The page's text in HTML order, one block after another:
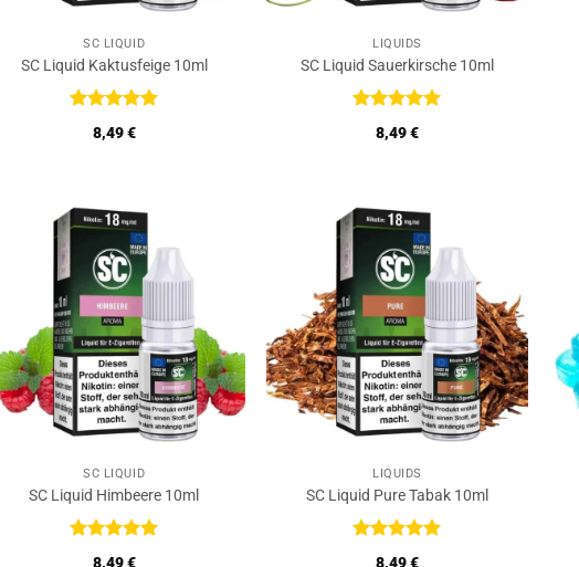
SC LIQUID
SC Liquid Kaktusfeige 10ml
Bewertet
mit5von
8,49€
LIQUIDS
SC Liquid Sauerkirsche 10ml
Bewertet
mit5von
8,49€
SC LIQUID
SC Liquid Himbeere 10ml
Bewertet
LIQUIDS
SC Liquid Pure Tabak 10ml
Bewertet